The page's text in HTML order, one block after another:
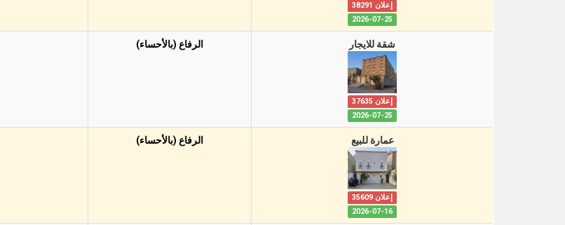
إعلان 38291
2026-07-25
شقة للايجار
إعلان 37635
2026-07-25
الرفاع (بالأحساء)
عمارة للبيع
إعلان 35609
2026-07-16
الرفاع (بالأحساء)